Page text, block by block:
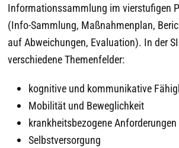
Informationssammlung im vierstufigen
(Info-Sammlung, Maßnahmenplan,
auf Abweichungen, Evaluation). In der
verschiedene Themenfelder:
kognitive und kommunikative
Mobilität und Beweglichkeit
krankheitsbezogene Anforderungen
Selbstversorgung